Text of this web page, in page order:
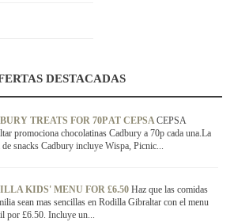
DESTACADAS
TREATS FOR 70P AT CEPSACEPSA
promociona chocolatinas Cadbury a 70p cada una.La
de snacks Cadbury incluye Wispa, Picnic...
KIDS' MENU FOR £6.50 Haz que las comidas
sean mas sencillas en Rodilla Gibraltar con el menu
por £6.50. Incluye un...